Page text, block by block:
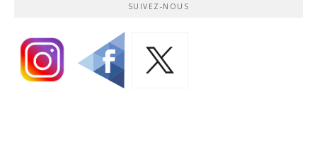
SUIVEZ-NOUS